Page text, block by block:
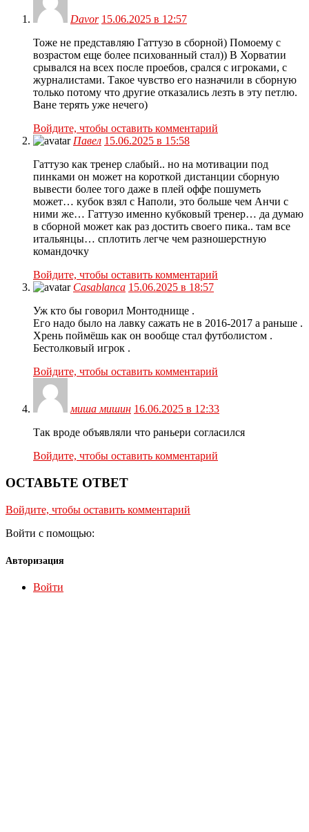
Davor 15.06.2025 в 12:57
Тоже не представляю Гаттузо в сборной) Помоему с
возрастом еще более психованный стал)) В Хорватии
срывался на всех после проебов, срался с игроками, с
журналистами. Такое чувство его назначили в сборную
только потому что другие отказались лезть в эту петлю.
Ване терять уже нечего)
Войдите, чтобы оставить комментарий
Павел 15.06.2025 в 15:58
Гаттузо как тренер слабый.. но на мотивации под
пинками он может на короткой дистанции сборную
вывести более того даже в плей оффе пошуметь
может… кубок взял с Наполи, это больше чем Анчи с
ними же… Гаттузо именно кубковый тренер… да думаю
в сборной может как раз достить своего пика.. там все
итальянцы… сплотить легче чем разношерстную
командочку
Войдите, чтобы оставить комментарий
Casablanca 15.06.2025 в 18:57
Уж кто бы говорил Монтоднище .
Его надо было на лавку сажать не в 2016-2017 а раньше .
Хрень поймёшь как он вообще стал футболистом .
Бестолковый игрок .
Войдите, чтобы оставить комментарий
миша мишин 16.06.2025 в 12:33
Так вроде объявляли что раньери согласился
Войдите, чтобы оставить комментарий
ОСТАВЬТЕ ОТВЕТ
Войдите, чтобы оставить комментарий
Войти с помощью:
Авторизация
Войти